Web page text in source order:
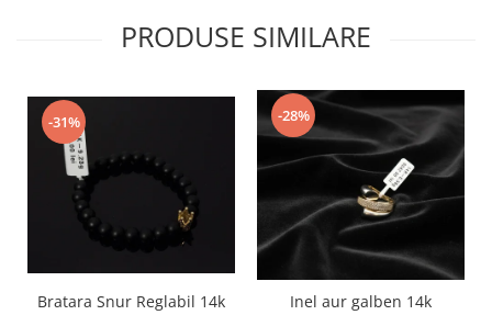
PRODUSE SIMILARE
-31%
Bratara Snur Reglabil 14k
-28%
Inel aur galben 14k